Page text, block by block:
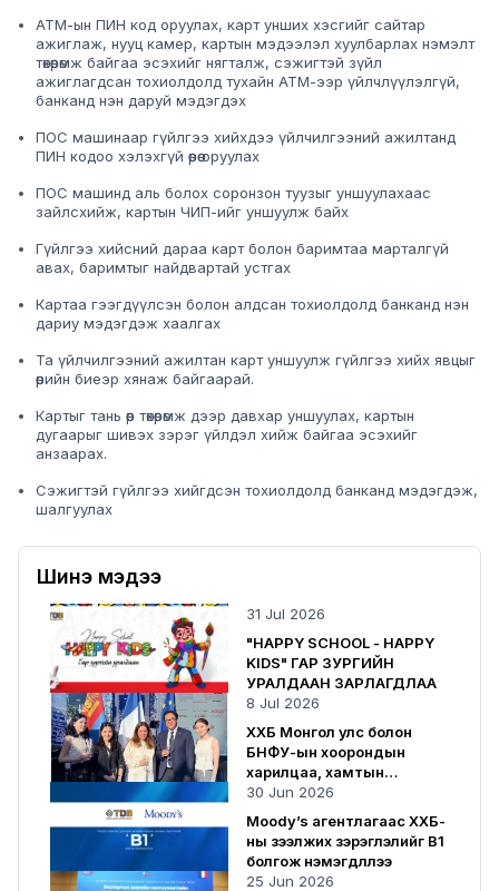
АТМ-ын ПИН код оруулах, карт унших хэсгийг сайтар
ажиглаж, нууц камер, картын мэдээлэл хуулбарлах нэмэлт
төхөөрөмж байгаа эсэхийг нягталж, сэжигтэй зүйл
ажиглагдсан тохиолдолд тухайн АТМ-ээр үйлчлүүлэлгүй,
банканд нэн даруй мэдэгдэх
ПОС машинаар гүйлгээ хийхдээ үйлчилгээний ажилтанд
ПИН кодоо хэлэхгүй өөрөө оруулах
ПОС машинд аль болох соронзон туузыг уншуулахаас
зайлсхийж, картын ЧИП-ийг уншуулж байх
Гүйлгээ хийсний дараа карт болон баримтаа марталгүй
авах, баримтыг найдвартай устгах
Картаа гээгдүүлсэн болон алдсан тохиолдолд банканд нэн
дариу мэдэгдэж хаалгах
Та үйлчилгээний ажилтан карт уншуулж гүйлгээ хийх явцыг
өөрийн биеэр хянаж байгаарай.
Картыг тань өөр төхөөрөмж дээр давхар уншуулах, картын
дугаарыг шивэх зэрэг үйлдэл хийж байгаа эсэхийг
анзаарах.
Сэжигтэй гүйлгээ хийгдсэн тохиолдолд банканд мэдэгдэж,
шалгуулах
Шинэ мэдээ
31 Jul 2026
"HAPPY SCHOOL - HAPPY
KIDS" ГАР ЗУРГИЙН
УРАЛДААН ЗАРЛАГДЛАА
8 Jul 2026
ХХБ Монгол улс болон
БНФУ-ын хоорондын
харилцаа, хамтын
ажиллагаанд хувь нэмрээ
30 Jun 2026
Moody’s агентлагаас ХХБ-
ны зээлжих зэрэглэлийг B1
болгож нэмэгдүүллээ
25 Jun 2026